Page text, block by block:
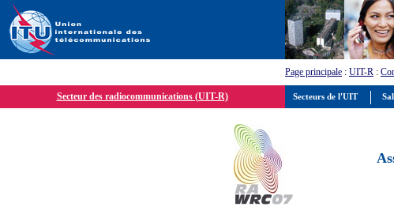
Page principale : UIT-R :
Secteur des radiocommunications (UIT-R) Secteurs de l'UIT